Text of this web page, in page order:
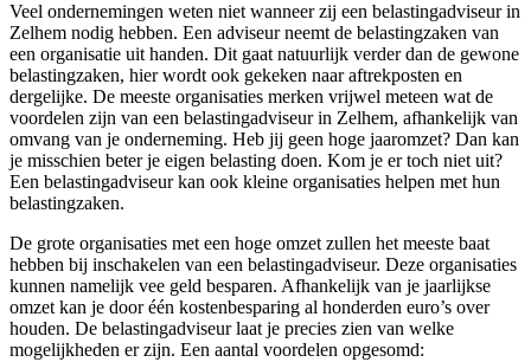
Veel ondernemingen weten niet wanneer zij een belastingadviseur in
Zelhem nodig hebben. Een adviseur neemt de belastingzaken van
een organisatie uit handen. Dit gaat natuurlijk verder dan de gewone
belastingzaken, hier wordt ook gekeken naar aftrekposten en
dergelijke. De meeste organisaties merken vrijwel meteen wat de
voordelen zijn van een belastingadviseur in Zelhem, afhankelijk van
omvang van je onderneming. Heb jij geen hoge jaaromzet? Dan kan
je misschien beter je eigen belasting doen. Kom je er toch niet uit?
Een belastingadviseur kan ook kleine organisaties helpen met hun
belastingzaken.
De grote organisaties met een hoge omzet zullen het meeste baat
hebben bij inschakelen van een belastingadviseur. Deze organisaties
kunnen namelijk vee geld besparen. Afhankelijk van je jaarlijkse
omzet kan je door één kostenbesparing al honderden euro’s over
houden. De belastingadviseur laat je precies zien van welke
mogelijkheden er zijn. Een aantal voordelen opgesomd: